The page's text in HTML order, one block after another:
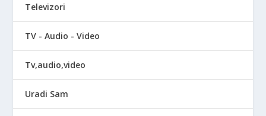
Televizori
TV - Audio - Video
Tv,audio,video
Uradi Sam